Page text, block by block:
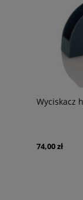
Wyciskacz
74,00 zł